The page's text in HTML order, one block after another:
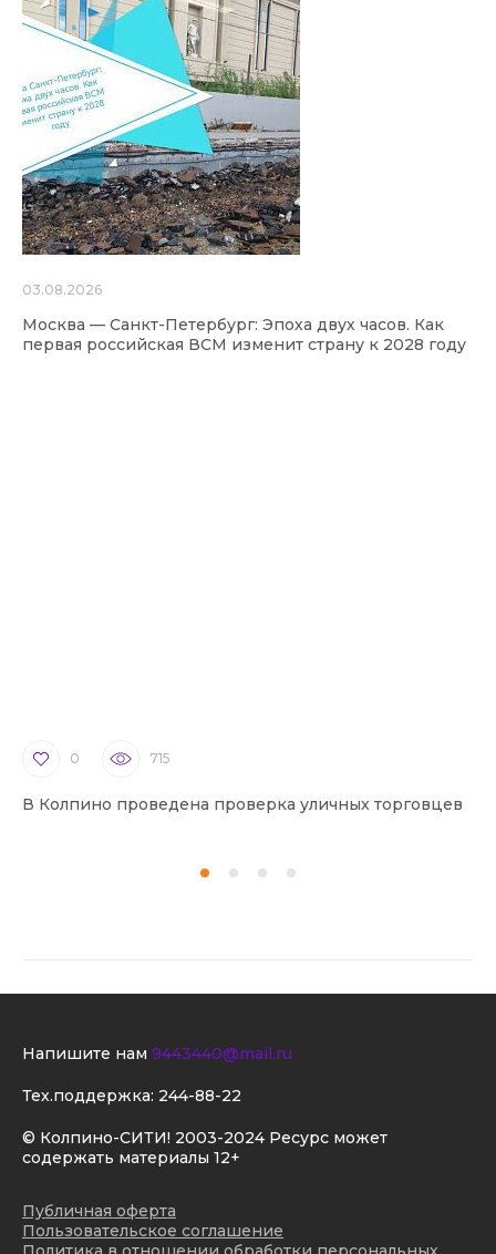
03.08.2026
Москва — Санкт-Петербург: Эпоха двух часов. Как
первая российская ВСМ изменит страну к 2028 году
0 715
В Колпино проведена проверка уличных торговцев
© Колпино-СИТИ! 2003-2024 Ресурс может
содержать материалы 12+
Публичная оферта
Пользовательское соглашение
Напишите нам 9443440@mail.ru
Тех.поддержка: 244-88-22